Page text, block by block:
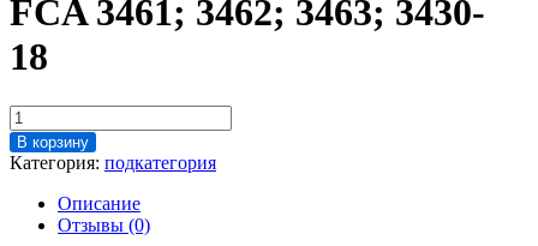
FCA 3461; 3462; 3463; 3430-
18
Количество
товара
Матрица
(30)
В корзину
Категория: подкатегория
Описание
Отзывы (0)